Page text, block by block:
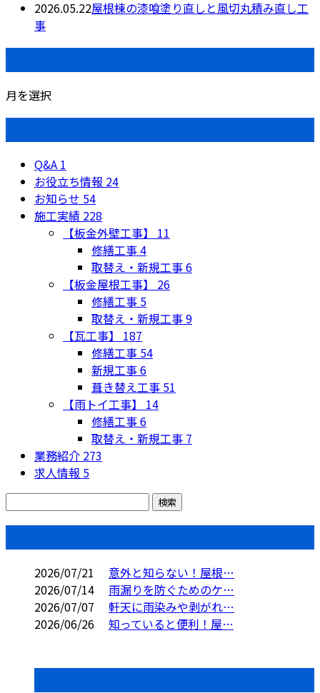
2026.05.22屋根棟の漆喰塗り直しと風切丸積み直し工
事
月を選択
Q&A 1
お役立ち情報 24
お知らせ 54
施工実績 228
【板金外壁工事】 11
修繕工事4
取替え・新規工事6
【板金屋根工事】 26
修繕工事 5
取替え・新規工事9
【瓦工事】 187
修繕工事 54
新規工事6
葺き替え工事 51
【雨トイ工事】 14
修繕工事6
取替え・新規工事 7
業務紹介 273
求人情報 5
2026/07/21
意外と知らない！屋根…
2026/07/14
雨漏りを防ぐためのケ…
2026/07/07
軒天に雨染みや剥がれ…
2026/06/26
知っていると便利！屋…